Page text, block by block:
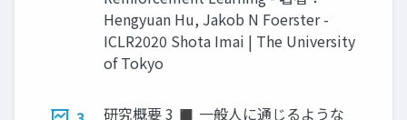
Hengyuan Hu, Jakob N Foerster -
ICLR2020 Shota Imai | The University
of Tokyo
研究概要 3 ◼ 一般人に通じるような